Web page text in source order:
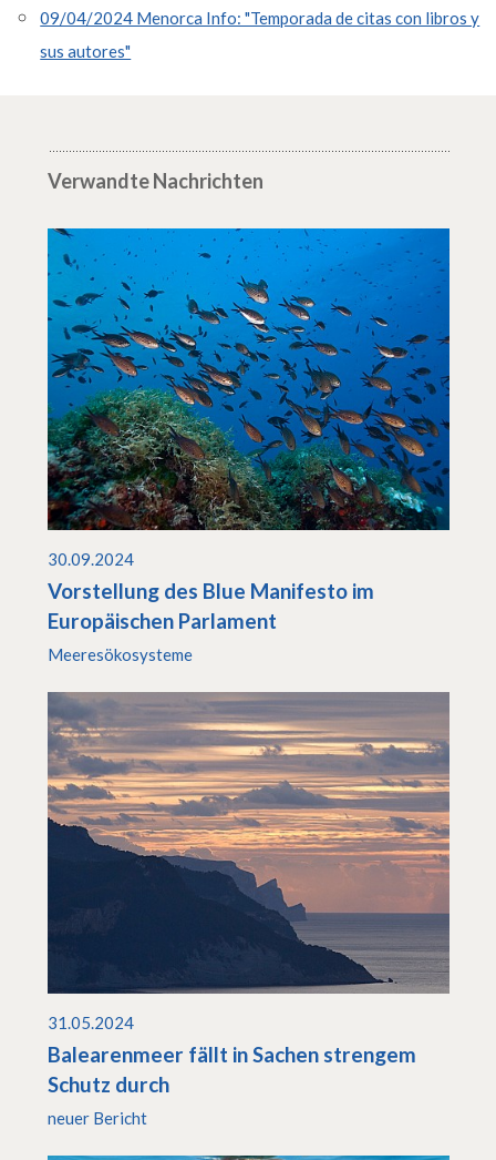
09/04/2024 Menorca Info: "Temporada de citas con libros y
sus autores"
Verwandte Nachrichten
30.09.2024
Vorstellung des Blue Manifesto im
Europäischen Parlament
Meeresökosysteme
31.05.2024
Balearenmeer fällt in Sachen strengem
Schutz durch
neuer Bericht